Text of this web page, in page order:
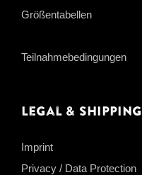
Größentabellen
Teilnahmebedingungen
Legal & Shipping
Imprint
Privacy / Data Protection